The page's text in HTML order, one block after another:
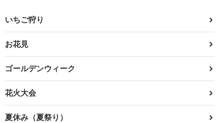
いちご狩り
お花見
ゴールデンウィーク
花火大会
夏休み（夏祭り）